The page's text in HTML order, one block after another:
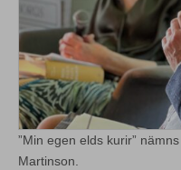
”Min egen elds kurir”
Martinson.